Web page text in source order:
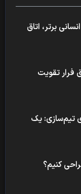
برتر، اتاق
تقویت
تیم‌سازی: یک
کنیم؟